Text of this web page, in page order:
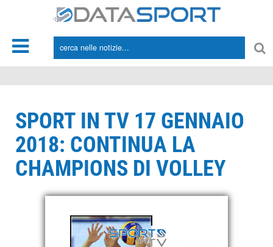
SPORT IN TV 17 GENNAIO
2018: CONTINUA LA
CHAMPIONS DI VOLLEY